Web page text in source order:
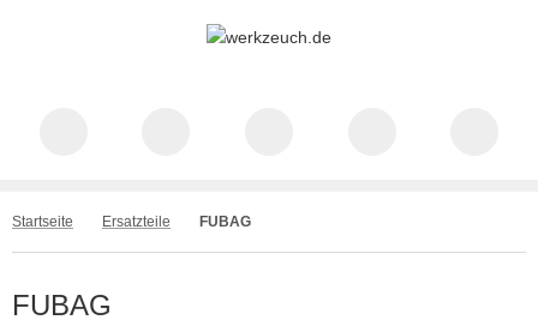
Startseite Ersatzteile FUBAG
FUBAG